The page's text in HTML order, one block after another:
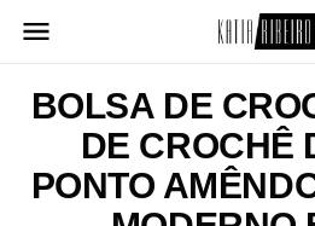
para
conteúdo
BOLSA DE
DE CROCHÊ
PONTO